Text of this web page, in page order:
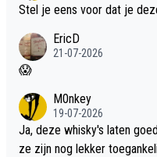
Stel je eens voor dat je
EricD
21-07-2026
😱
M0nkey
19-07-2026
Ja, deze whisky's laten
ze zijn nog lekker